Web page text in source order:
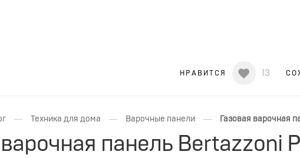
13
НРАВИТСЯ
— Техника для дома — Варочные панели — Газовая варочная
варочная панель Bertazzoni